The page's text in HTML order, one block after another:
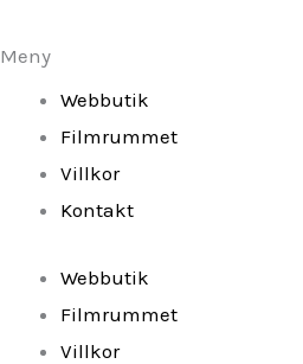
Meny
Webbutik
Filmrummet
Villkor
Kontakt
Webbutik
Filmrummet
Villkor